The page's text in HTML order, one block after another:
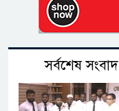
সর্বশেষ সংবাদ